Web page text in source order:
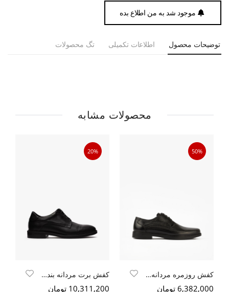
موجود شد به من اطلاع بده
توضیحات محصول اطلاعات تکمیلی تگ محصولات
محصولات مشابه
50%
کفش روزمره مردانه بندی
6,382,000 تومان
20%
کفش برت مردانه بندی تمام سافتی
10,311,200 تومان